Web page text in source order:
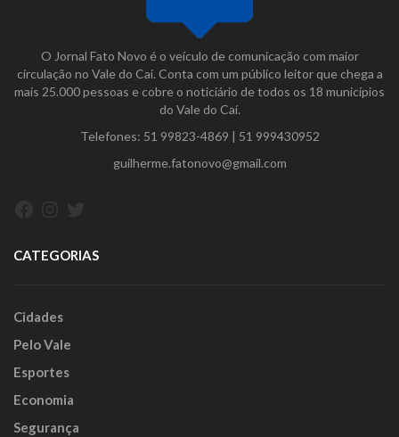
O Jornal Fato Novo é o veículo de comunicação com maior
circulação no Vale do Caí. Conta com um público leitor que chega a
mais 25.000 pessoas e cobre o noticiário de todos os 18 municípios
do Vale do Caí.
Telefones: 51 99823-4869 | 51 999430952
guilherme.fatonovo@gmail.com
CATEGORIAS
Cidades
Pelo Vale
Esportes
Economia
Segurança